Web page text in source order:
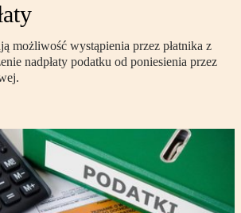
możliwość wystąpienia przez płatnika z
nadpłaty podatku od poniesienia przez